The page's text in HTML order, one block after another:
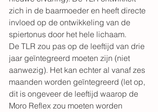
zich in de baarmoeder en heeft directe
invloed op de ontwikkeling van de
spiertonus door het hele lichaam.
De TLR zou pas op de leeftijd van drie
jaar geïntegreerd moeten zijn (niet
aanwezig). Het kan echter al vanaf zes
maanden worden geïntegreerd (let op,
dit is ongeveer de leeftijd waarop de
Moro Reflex zou moeten worden